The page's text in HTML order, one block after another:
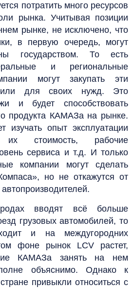
потратить много ресурсов
рынка. Учитывая позиции
рынке, не исключено, что
в первую очередь, могут
государством. То есть
и региональные
могут закупать эти
для своих нужд. Это
и будет способствовать
продукта КАМАЗа на рынке.
изучать опыт эксплуатации
стоимость, рабочие
сервиса и т.д. И только
компании могут сделать
но не откажутся от
вводят всё больше
грузовых автомобилей, то
и на междугородних
фоне рынок LCV растет,
КАМАЗа занять на нем
объяснимо. Однако к
привыкли относиться с